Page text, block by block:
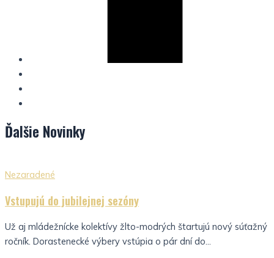
Ďalšie Novinky
Nezaradené
Vstupujú do jubilejnej sezóny
Už aj mládežnícke kolektívy žlto-modrých štartujú nový súťažný
ročník. Dorastenecké výbery vstúpia o pár dní do...